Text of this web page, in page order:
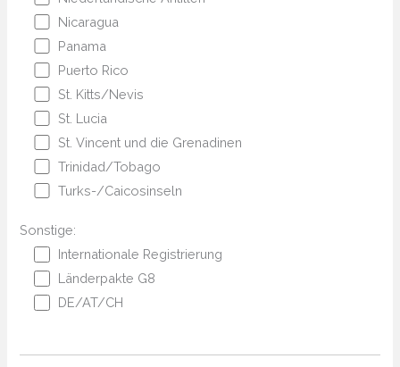
Nicaragua
Panama
Puerto Rico
St. Kitts/Nevis
St. Lucia
St. Vincent und die Grenadinen
Trinidad/Tobago
Turks-/Caicosinseln
Sonstige:
Internationale Registrierung
Länderpakte G8
DE/AT/CH